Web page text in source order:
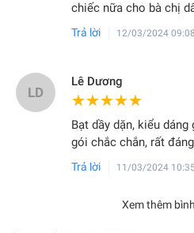
chiếc nữa cho bà chị
Trả lời 12/03/2024 09:08
LD
Lê Dương
★★★★★
★★★★★
Bạt dầy dặn, kiểu
gói chắc chắn, rất
Trả lời 11/03/2024
Xem thêm